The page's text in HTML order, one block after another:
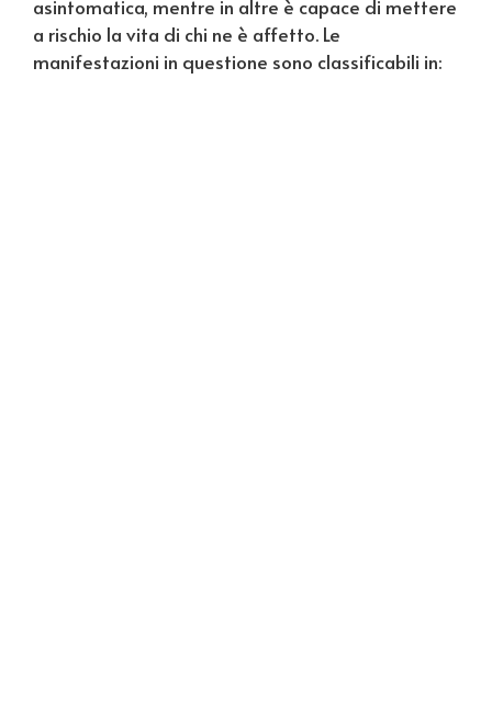
asintomatica, mentre in altre è capace di mettere
a rischio la vita di chi ne è affetto. Le
manifestazioni in questione sono classificabili in: